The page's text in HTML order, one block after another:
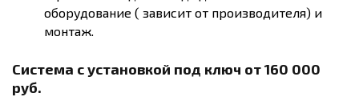
оборудование ( зависит от производителя) и
монтаж.
Система с установкой под ключ от 160 000
руб.